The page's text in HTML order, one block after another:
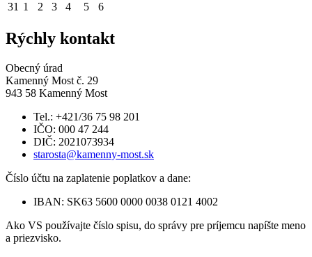
31 1 2 3 4 5 6
Rýchly kontakt
Obecný úrad
Kamenný Most č. 29
943 58 Kamenný Most
Tel.: +421/36 75 98 201
IČO: 000 47 244
DIČ: 2021073934
starosta@kamenny-most.sk
Číslo účtu na zaplatenie poplatkov a dane:
IBAN: SK63 5600 0000 0038 0121 4002
Ako VS používajte číslo spisu, do správy pre príjemcu napíšte meno
a priezvisko.